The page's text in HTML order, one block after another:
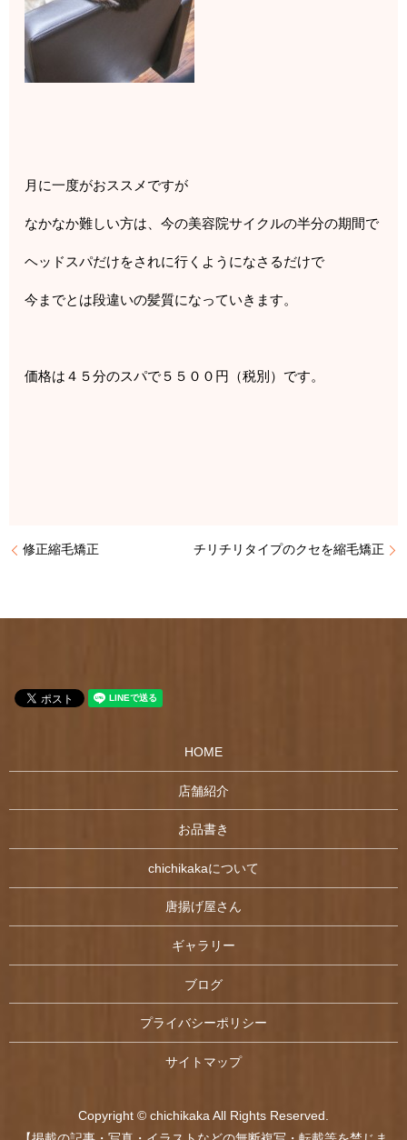
月に一度がおススメですが
なかなか難しい方は、今の美容院サイクルの半分の期間で
ヘッドスパだけをされに行くようになさるだけで
今までとは段違いの髪質になっていきます。
価格は４５分のスパで５５００円（税別）です。
修正縮毛矯正 チリチリタイプのクセを縮毛矯正
HOME
店舗紹介
お品書き
chichikakaについて
唐揚げ屋さん
ギャラリー
ブログ
プライバシーポリシー
サイトマップ
Copyright © chichikaka All Rights Reserved.